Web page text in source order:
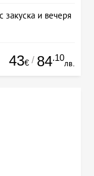
закуска и вечеря
43€ / 84.10
лв.